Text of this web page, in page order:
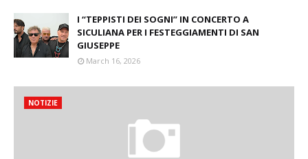
I “TEPPISTI DEI SOGNI” IN CONCERTO A
SICULIANA PER I FESTEGGIAMENTI DI SAN
GIUSEPPE
March 16, 2026
NOTIZIE